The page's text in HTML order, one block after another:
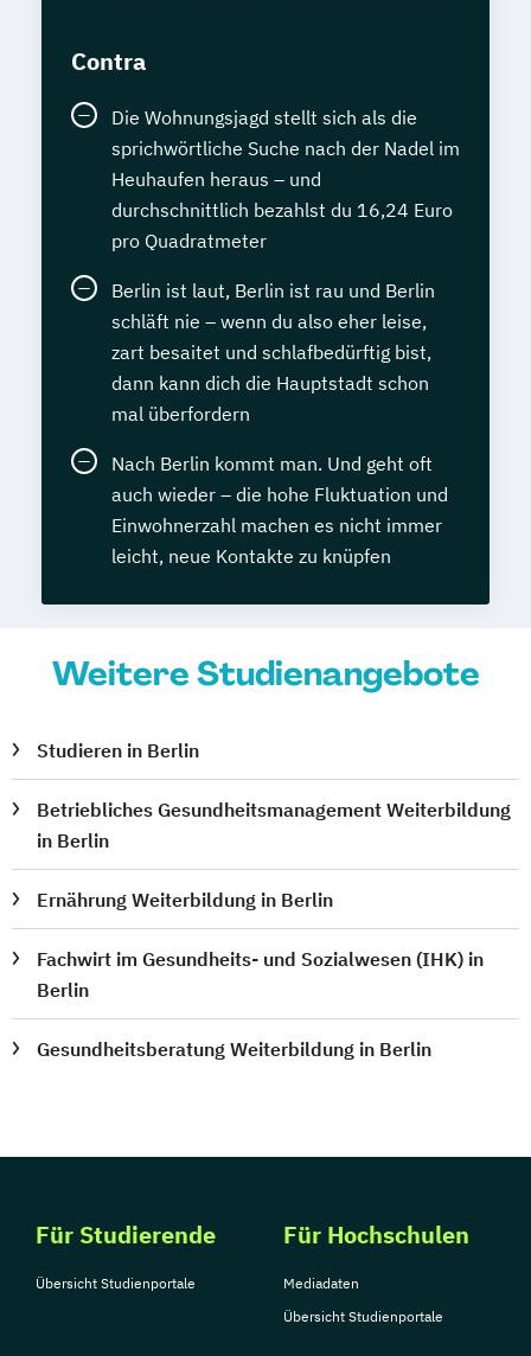
Contra
Die Wohnungsjagd stellt sich als die
sprichwörtliche Suche nach der Nadel im
Heuhaufen heraus – und
durchschnittlich bezahlst du 16,24 Euro
pro Quadratmeter
Berlin ist laut, Berlin ist rau und Berlin
schläft nie – wenn du also eher leise,
zart besaitet und schlafbedürftig bist,
dann kann dich die Hauptstadt schon
mal überfordern
Nach Berlin kommt man. Und geht oft
auch wieder – die hohe Fluktuation und
Einwohnerzahl machen es nicht immer
leicht, neue Kontakte zu knüpfen
Weitere Studienangebote
Studieren in Berlin
Betriebliches Gesundheitsmanagement Weiterbildung
in Berlin
Ernährung Weiterbildung in Berlin
Fachwirt im Gesundheits- und Sozialwesen (IHK) in
Berlin
Gesundheitsberatung Weiterbildung in Berlin
Für Studierende
Übersicht Studienportale
Für Hochschulen
Mediadaten
Übersicht Studienportale